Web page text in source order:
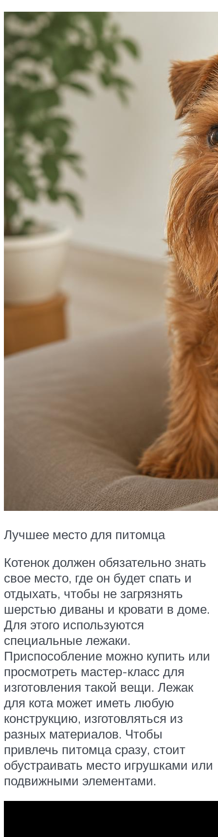
Лучшее место для питомца
Котенок должен обязательно знать
свое место, где он будет спать и
отдыхать, чтобы не загрязнять
шерстью диваны и кровати в доме.
Для этого используются
специальные лежаки.
Приспособление можно купить или
просмотреть мастер-класс для
изготовления такой вещи. Лежак
для кота может иметь любую
конструкцию, изготовляться из
разных материалов. Чтобы
привлечь питомца сразу, стоит
обустраивать место игрушками или
подвижными элементами.